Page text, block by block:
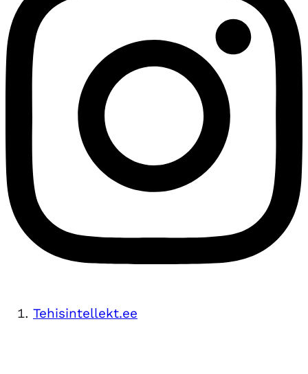
Tehisintellekt.ee